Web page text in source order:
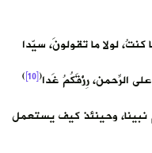
لولا ما تقولونَ، سيّدا
الرّحمنِ، رِزْقَكُمُ غَدا(
[10]
)
نبينا، وحينئذ كيف يستعمل